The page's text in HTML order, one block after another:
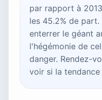
par rapport à
les 45.2% de
enterrer le géant
l'hégémonie de
danger. Rendez-
voir si la